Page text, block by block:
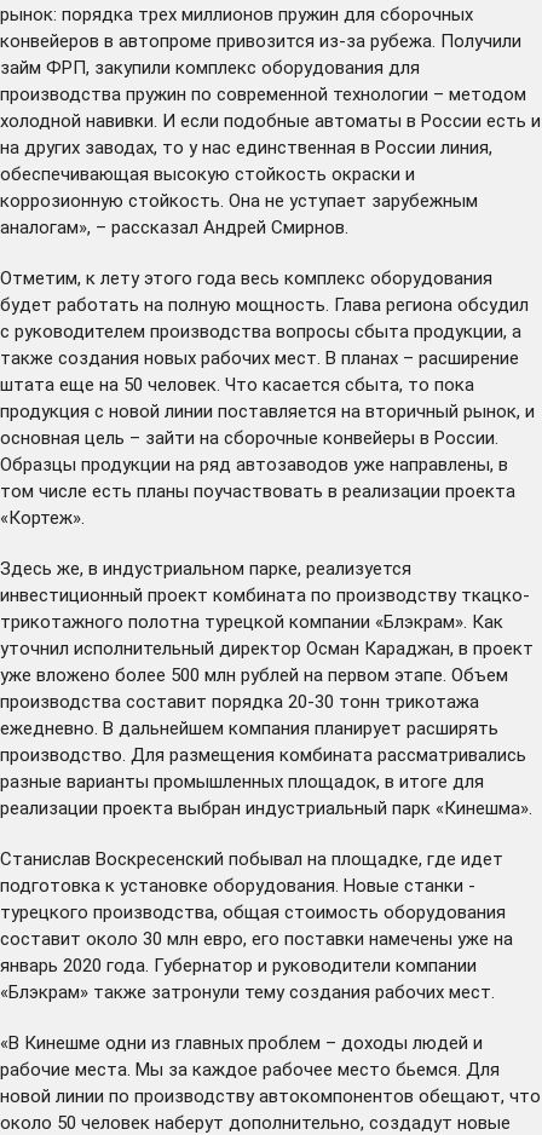
рынок: порядка трех миллионов пружин для сборочных
конвейеров в автопроме привозится из-за рубежа. Получили
займ ФРП, закупили комплекс оборудования для
производства пружин по современной технологии – методом
холодной навивки. И если подобные автоматы в России есть и
на других заводах, то у нас единственная в России линия,
обеспечивающая высокую стойкость окраски и
коррозионную стойкость. Она не уступает зарубежным
аналогам», – рассказал Андрей Смирнов.
Отметим, к лету этого года весь комплекс оборудования
будет работать на полную мощность. Глава региона обсудил
с руководителем производства вопросы сбыта продукции, а
также создания новых рабочих мест. В планах – расширение
штата еще на 50 человек. Что касается сбыта, то пока
продукция с новой линии поставляется на вторичный рынок, и
основная цель – зайти на сборочные конвейеры в России.
Образцы продукции на ряд автозаводов уже направлены, в
том числе есть планы поучаствовать в реализации проекта
«Кортеж».
Здесь же, в индустриальном парке, реализуется
инвестиционный проект комбината по производству ткацко-
трикотажного полотна турецкой компании «Блэкрам». Как
уточнил исполнительный директор Осман Караджан, в проект
уже вложено более 500 млн рублей на первом этапе. Объем
производства составит порядка 20-30 тонн трикотажа
ежедневно. В дальнейшем компания планирует расширять
производство. Для размещения комбината рассматривались
разные варианты промышленных площадок, в итоге для
реализации проекта выбран индустриальный парк «Кинешма».
Станислав Воскресенский побывал на площадке, где идет
подготовка к установке оборудования. Новые станки -
турецкого производства, общая стоимость оборудования
составит около 30 млн евро, его поставки намечены уже на
январь 2020 года. Губернатор и руководители компании
«Блэкрам» также затронули тему создания рабочих мест.
«В Кинешме одни из главных проблем – доходы людей и
рабочие места. Мы за каждое рабочее место бьемся. Для
новой линии по производству автокомпонентов обещают, что
около 50 человек наберут дополнительно, создадут новые